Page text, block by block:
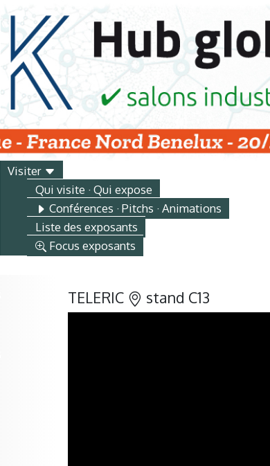
Visiter
Qui visite · Qui expose
Conférences · Pitchs · Animations
Liste des exposants
Focus exposants
TELERIC stand C13